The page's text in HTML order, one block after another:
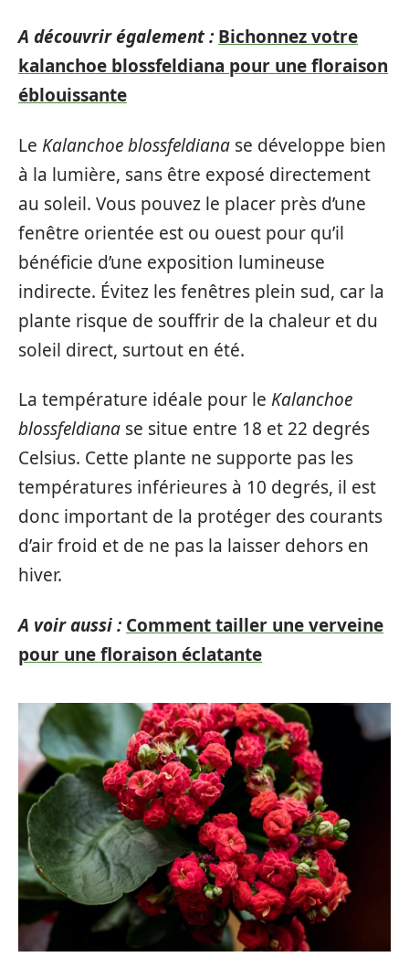
A découvrir également : Bichonnez votre
kalanchoe blossfeldiana pour une floraison
éblouissante
Le Kalanchoe blossfeldiana se développe bien
à la lumière, sans être exposé directement
au soleil. Vous pouvez le placer près d’une
fenêtre orientée est ou ouest pour qu’il
bénéficie d’une exposition lumineuse
indirecte. Évitez les fenêtres plein sud, car la
plante risque de souffrir de la chaleur et du
soleil direct, surtout en été.
La température idéale pour le Kalanchoe
blossfeldiana se situe entre 18 et 22 degrés
Celsius. Cette plante ne supporte pas les
températures inférieures à 10 degrés, il est
donc important de la protéger des courants
d’air froid et de ne pas la laisser dehors en
hiver.
A voir aussi : Comment tailler une verveine
pour une floraison éclatante